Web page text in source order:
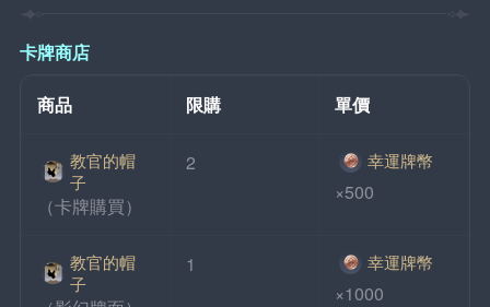
卡牌商店
商品 限購 單價
教官的帽
子
（卡牌購買）
2 幸運牌幣
×500
教官的帽
子
1 幸運牌幣
×1000